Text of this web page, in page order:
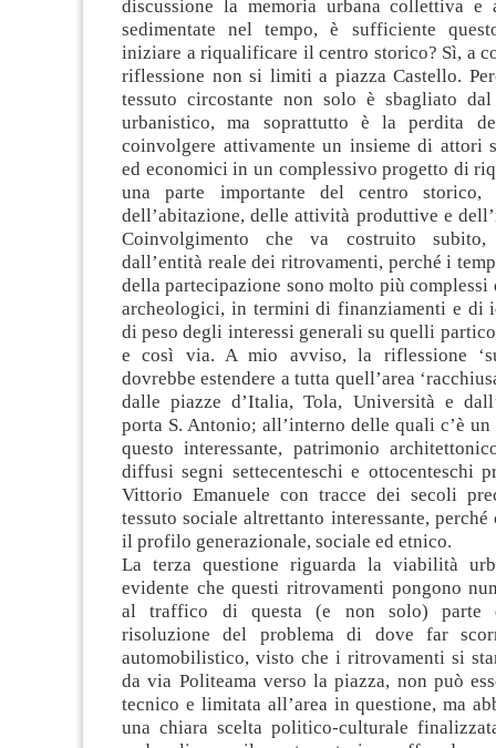
discussione la memoria urbana collettiva e
sedimentate nel tempo, è sufficiente
iniziare a riqualificare il centro storico? Sì, a
riflessione non si limiti a piazza Castello.
tessuto circostante non solo è sbagliato
urbanistico, ma soprattutto è la perdita
coinvolgere attivamente un insieme di attori
ed economici in un complessivo progetto di
una parte importante del centro
dell’abitazione, delle attività produttive e
Coinvolgimento che va costruito subito,
dall’entità reale dei ritrovamenti, perché i
della partecipazione sono molto più
archeologici, in termini di finanziamenti e di
di peso degli interessi generali su quelli
e così via. A mio avviso, la riflessione
dovrebbe estendere a tutta quell’area
dalle piazze d’Italia, Tola, Università e
porta S. Antonio; all’interno delle quali c’è
questo interessante, patrimonio
diffusi segni settecenteschi e ottocenteschi
Vittorio Emanuele con tracce dei secoli
tessuto sociale altrettanto interessante,
il profilo generazionale, sociale ed etnico.
La terza questione riguarda la viabilità
evidente che questi ritrovamenti pongono
al traffico di questa (e non solo) parte
risoluzione del problema di dove far
automobilistico, visto che i ritrovamenti si
da via Politeama verso la piazza, non può
tecnico e limitata all’area in questione, ma
una chiara scelta politico-culturale